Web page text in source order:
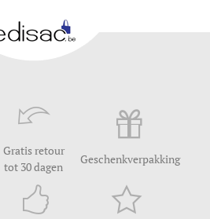
Gratis retour
tot 30 dagen
Geschenkverpakking